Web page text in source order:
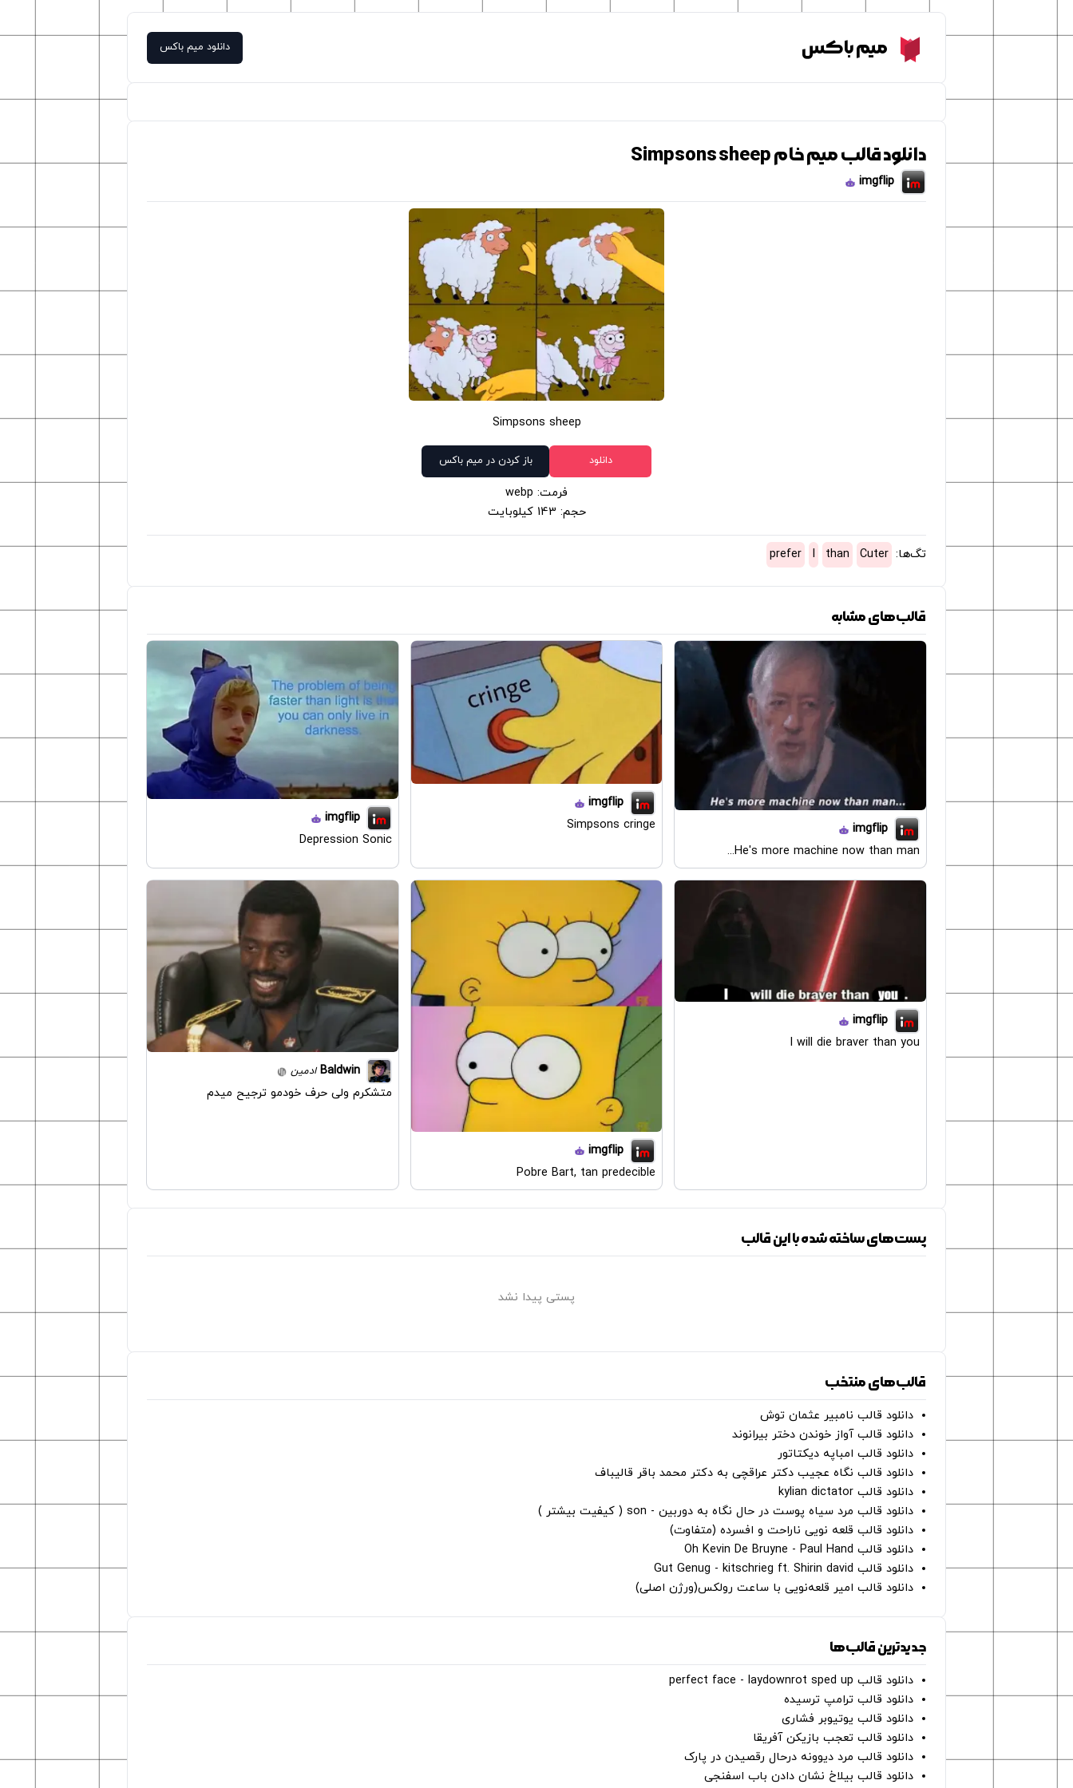
Meme Boxمیم باکس دانلود میم باکس
دانلود قالب میم خام Simpsons sheep
imgflip
Simpsons sheep
دانلود باز کردن در میم باکس
فرمت: webp
حجم: 143 کیلوبایت
تگ‌ها: Cuter
than
I
prefer
قالب‌های مشابه
imgflip
He's more machine now than man...
imgflip
Simpsons cringe
imgflip
Depression Sonic
imgflip
I will die braver than you
imgflip
Pobre Bart, tan predecible
Baldwin ادمین
متشکرم ولی حرف خودمو ترجیح میدم
پست‌های ساخته شده با این قالب
پستی پیدا نشد
قالب‌های منتخب
دانلود قالب نامبیر عثمان ‌توش
دانلود قالب آواز خوندن دختر بیرانوند
دانلود قالب امباپه دیکتاتور
دانلود قالب نگاه عجیب دکتر عراقچی به دکتر محمد باقر قالیباف
دانلود قالب kylian dictator
دانلود قالب مرد سیاه پوست در حال نگاه به دوربین - son ( کیفیت بیشتر )
دانلود قالب قلعه نویی ناراحت و افسرده (متفاوت)
دانلود قالب Oh Kevin De Bruyne - Paul Hand
دانلود قالب Gut Genug - kitschrieg ft. Shirin david
دانلود قالب امیر قلعه‌نویی با ساعت رولکس(ورژن اصلی)
جدیدترین قالب‌ها
دانلود قالب perfect face - laydownrot sped up
دانلود قالب ترامپ ترسیده
دانلود قالب یوتیوبر فشاری
دانلود قالب تعجب بازیکن آفریقا
دانلود قالب مرد دیوونه درحال رقصیدن در پارک
دانلود قالب بیلاخ نشان دادن باب اسفنجی